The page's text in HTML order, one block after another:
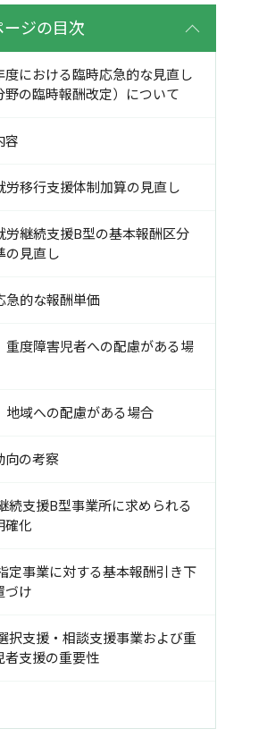
ージの目次
度における臨時応急的な見直し
野の臨時報酬改定）について
容
労移行支援体制加算の見直し
労継続支援B型の基本報酬区分
の見直し
急的な報酬単価
重度障害児者への配慮がある場
地域への配慮がある場合
向の考察
続支援B型事業所に求められる
確化
定事業に対する基本報酬引き下
づけ
択支援・相談支援事業および重
者支援の重要性